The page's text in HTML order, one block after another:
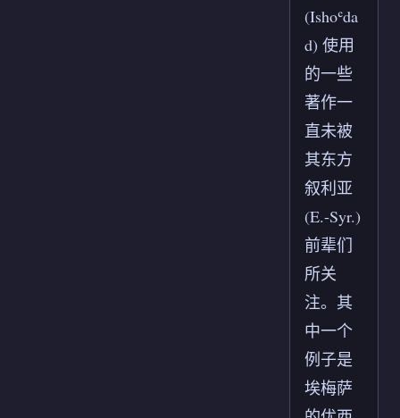
(Ishoʿda
d) 使用
的一些
著作一
直未被
其东方
叙利亚
(E.-Syr.)
前辈们
所关
注。其
中一个
例子是
埃梅萨